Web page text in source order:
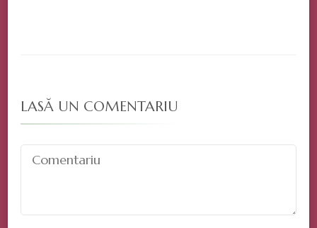
LASĂ UN COMENTARIU